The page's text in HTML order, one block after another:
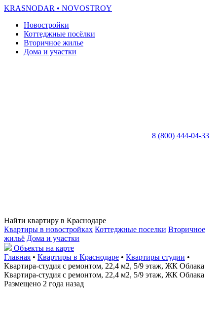
KRASNODAR • NOVOSTROY
Новостройки
Коттеджные посёлки
Вторичное жилье
Дома и участки
8 (800) 444-04-33
Найти квартиру в Краснодаре
Квартиры в новостройках Коттеджные поселки Вторичное
жильё Дома и участки
Объекты на карте
Главная • Квартиры в Краснодаре • Квартиры студии •
Квартира-студия с ремонтом, 22,4 м2, 5/9 этаж, ЖК Облака
Квартира-студия с ремонтом, 22,4 м2, 5/9 этаж, ЖК Облака
Размещено 2 года назад